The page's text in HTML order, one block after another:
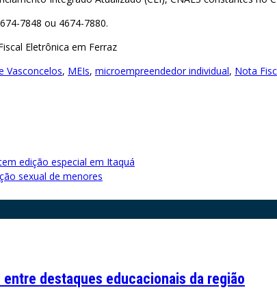
7848 ou 4674-7880.
Eletrônica em Ferraz
Vasconcelos, MEIs, microempreendedor individual, Nota
edição especial em Itaquá
sexual de menores
entre destaques educacionais da região